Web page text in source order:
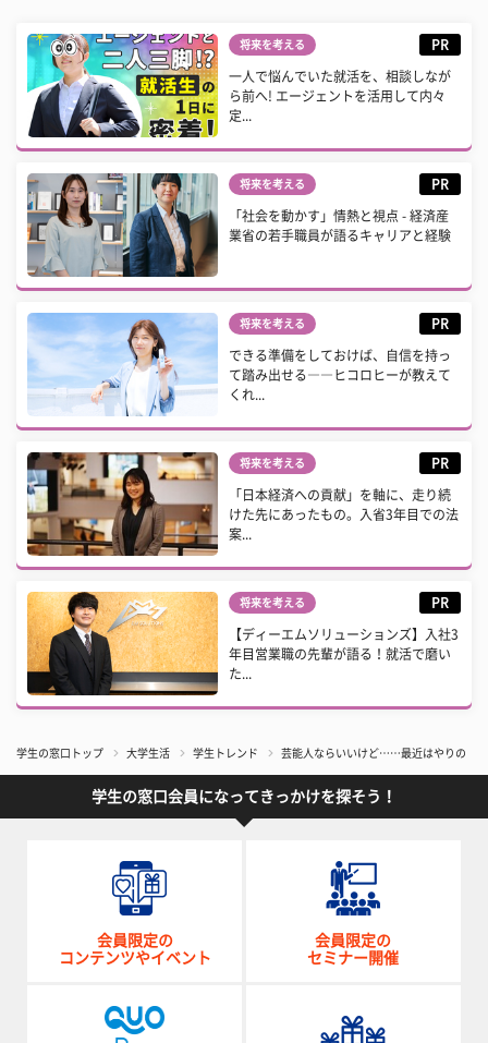
将来を考える PR
一人で悩んでいた就活を、相談しなが
ら前へ! エージェントを活用して内々
定...
将来を考える PR
「社会を動かす」情熱と視点 - 経済産
業省の若手職員が語るキャリアと経験
将来を考える PR
できる準備をしておけば、自信を持っ
て踏み出せる――ヒコロヒーが教えて
くれ...
将来を考える PR
「日本経済への貢献」を軸に、走り続
けた先にあったもの。入省3年目での法
案...
将来を考える PR
【ディーエムソリューションズ】入社3
年目営業職の先輩が語る！就活で磨い
た...
学生の窓口トップ 大学生活 学生トレンド 芸能人ならいいけど……最近はやりの「す
学生の窓口会員になってきっかけを探そう！
会員限定の
コンテンツやイベント
会員限定の
セミナー開催